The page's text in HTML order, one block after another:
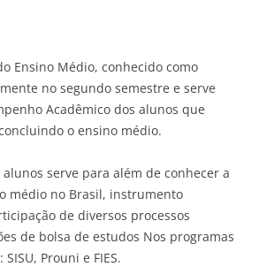
Ensino Médio, conhecido como
no segundo semestre e serve
Acadêmico dos alunos que
o ensino médio.
serve para além de conhecer a
médio no Brasil, instrumento
de diversos processos
de bolsa de estudos Nos programas
Prouni e FIES.